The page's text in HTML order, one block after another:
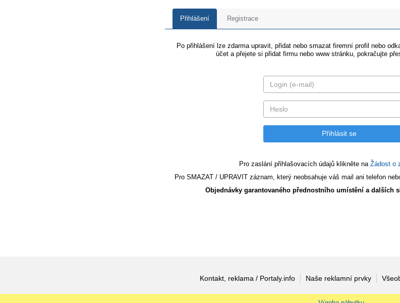
Přihlášení Registrace
Po přihlášení lze zdarma upravit, přidat nebo smazat firemní profil nebo
účet a přejete si přidat firmu nebo www stránku, pokračujte
Pro zaslání přihlašovacích údajů klikněte na Žádost o
Pro SMAZAT / UPRAVIT záznam, který neobsahuje váš mail ani telefon
Objednávky garantovaného přednostního umístění a dalších
Kontakt, reklama / Portaly.info Naše reklamní prvky